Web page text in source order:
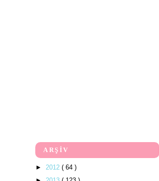
ARŞİV
► 2012 ( 64 )